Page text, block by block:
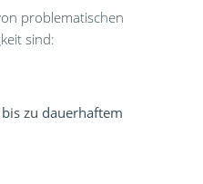
problematischen
sind:
zu dauerhaftem